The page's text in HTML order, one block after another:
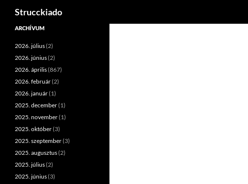
Tartalomhoz
Strucckiado
ARCHÍVUM
2026. július(2)
2026. június(2)
2026. április(867)
2026. február(2)
2026. január(1)
2025. december(1)
2025. november(1)
2025. október(3)
2025. szeptember(3)
2025. augusztus(2)
2025. július(2)
2025. június(3)